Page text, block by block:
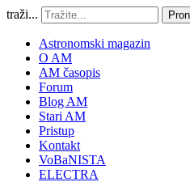
traži...
Astronomski magazin
O AM
AM časopis
Forum
Blog AM
Stari AM
Pristup
Kontakt
VoBaNISTA
ELECTRA